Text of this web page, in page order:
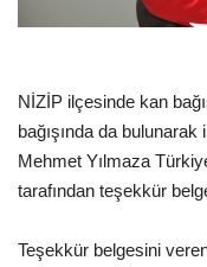
NİZİP ilçesinde kan
bağışında da
Mehmet Yılmaza
tarafından teşekkür
Teşekkür belgesini